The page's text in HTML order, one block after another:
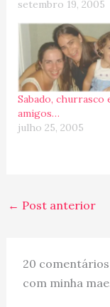
setembro 19, 2005
Sabado, churrasco
amigos…
julho 25, 2005
← Post anterior
20
com minha